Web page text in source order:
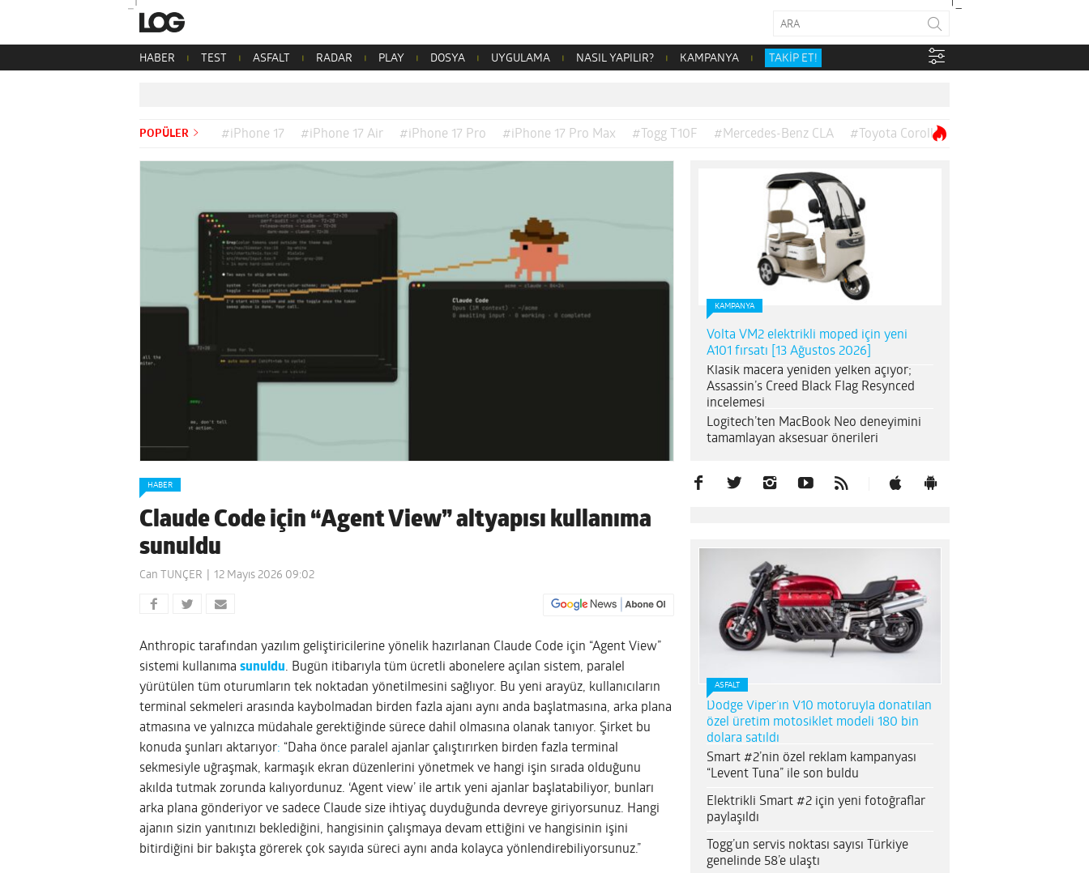
HABER TEST ASFALT RADAR PLAY DOSYA UYGULAMA NASIL YAPILIR? KAMPANYA TAKİP ET!
POPÜLER #iPhone 17 #iPhone 17 Air #iPhone 17 Pro #iPhone 17 Pro Max #Togg T10F #Mercedes-Benz CLA #Toyota Corolla
HABER
Claude Code için “Agent View” altyapısı kullanıma
sunuldu
Can TUNÇER 12 Mayıs 2026 09:02
Anthropic tarafından yazılım geliştiricilerine yönelik hazırlanan Claude Code için “Agent View”
sistemi kullanıma sunuldu. Bugün itibarıyla tüm ücretli abonelere açılan sistem, paralel
yürütülen tüm oturumların tek noktadan yönetilmesini sağlıyor. Bu yeni arayüz, kullanıcıların
terminal sekmeleri arasında kaybolmadan birden fazla ajanı aynı anda başlatmasına, arka plana
atmasına ve yalnızca müdahale gerektiğinde sürece dahil olmasına olanak tanıyor. Şirket bu
konuda şunları aktarıyor: “Daha önce paralel ajanlar çalıştırırken birden fazla terminal
sekmesiyle uğraşmak, karmaşık ekran düzenlerini yönetmek ve hangi işin sırada olduğunu
akılda tutmak zorunda kalıyordunuz. ‘Agent view’ ile artık yeni ajanlar başlatabiliyor, bunları
arka plana gönderiyor ve sadece Claude size ihtiyaç duyduğunda devreye giriyorsunuz. Hangi
ajanın sizin yanıtınızı beklediğini, hangisinin çalışmaya devam ettiğini ve hangisinin işini
bitirdiğini bir bakışta görerek çok sayıda süreci aynı anda kolayca yönlendirebiliyorsunuz.”
KAMPANYA
Volta VM2 elektrikli moped için yeni
A101 fırsatı [13 Ağustos 2026]
Klasik macera yeniden yelken açıyor;
Assassin’s Creed Black Flag Resynced
incelemesi
Logitech’ten MacBook Neo deneyimini
tamamlayan aksesuar önerileri
ASFALT
Dodge Viper’ın V10 motoruyla donatılan
özel üretim motosiklet modeli 180 bin
dolara satıldı
Smart #2’nin özel reklam kampanyası
“Levent Tuna” ile son buldu
Elektrikli Smart #2 için yeni fotoğraflar
paylaşıldı
Togg’un servis noktası sayısı Türkiye
genelinde 58’e ulaştı